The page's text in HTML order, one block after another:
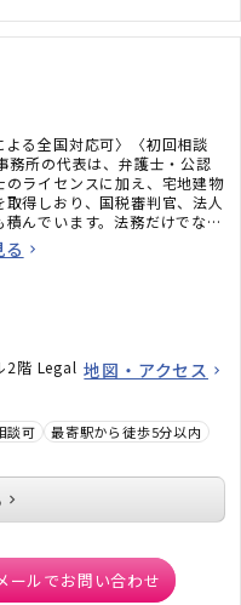
よる全国対応可〉〈初回相談
務所の代表は、弁護士・公認
のライセンスに加え、宅地建物
取得しおり、国税審判官、法人
積んでいます。法務だけでな
で考えた包括的なサポートを
。不動産・相続でお困りの
2階 Legal 地図・アクセス
談可
最寄駅から徒歩5分以内
ールでお問い合わせ